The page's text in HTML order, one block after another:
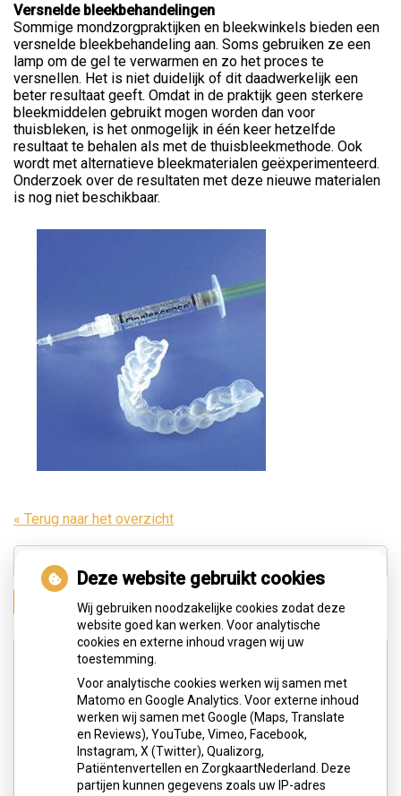
Versnelde bleekbehandelingen
Sommige mondzorgpraktijken en bleekwinkels bieden een
versnelde bleekbehandeling aan. Soms gebruiken ze een
lamp om de gel te verwarmen en zo het proces te
versnellen. Het is niet duidelijk of dit daadwerkelijk een
beter resultaat geeft. Omdat in de praktijk geen sterkere
bleekmiddelen gebruikt mogen worden dan voor
thuisbleken, is het onmogelijk in één keer hetzelfde
resultaat te behalen als met de thuisbleekmethode. Ook
wordt met alternatieve bleekmaterialen geëxperimenteerd.
Onderzoek over de resultaten met deze nieuwe materialen
is nog niet beschikbaar.
« Terug naar het overzicht
Zoeken
Adresgegevens
Hengelolaan 183c
2545 JG Den Haag
0703291613
info@tandartspraktijkoralart.nl
Deze website gebruikt cookies
Wij gebruiken noodzakelijke cookies zodat deze
website goed kan werken. Voor analytische
cookies en externe inhoud vragen wij uw
toestemming.
Voor analytische cookies werken wij samen met
Matomo en Google Analytics. Voor externe inhoud
werken wij samen met Google (Maps, Translate
en Reviews), YouTube, Vimeo, Facebook,
Instagram, X (Twitter), Qualizorg,
Patiëntenvertellen en ZorgkaartNederland. Deze
partijen kunnen gegevens zoals uw IP-adres